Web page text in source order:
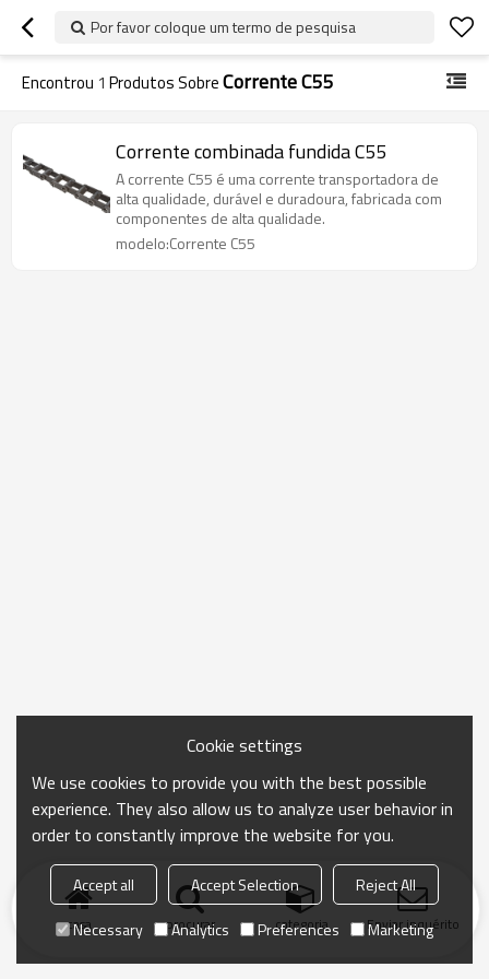
Por favor coloque um termo de pesquisa
Encontrou 1 Produtos SobreCorrente C55
Corrente combinada fundida C55
A corrente C55 é uma corrente transportadora de
alta qualidade, durável e duradoura, fabricada com
componentes de alta qualidade.
modelo:Corrente C55
casa procurar categoria Enviar inquérito
Cookie settings
We use cookies to provide you with the best possible
experience. They also allow us to analyze user behavior in
order to constantly improve the website for you.
Accept all Accept Selection
Reject All
Necessary
Analytics Preferences Marketing